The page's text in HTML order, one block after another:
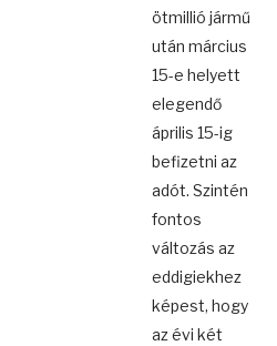
ötmillió jármű
után március
15-e helyett
elegendő
április 15-ig
befizetni az
adót. Szintén
fontos
változás az
eddigiekhez
képest, hogy
az évi két